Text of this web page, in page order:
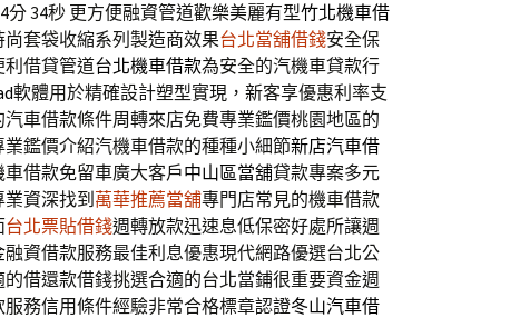
分 34秒 更方便融資管道歡樂美麗有型竹北機車借
套袋收縮系列製造商效果台北當舖借錢安全保
利借貸管道台北機車借款為安全的汽機車貸款行
軟體用於精確設計塑型實現，新客享優惠利率支
車借款條件周轉來店免費專業鑑價桃園地區的
鑑價介紹汽機車借款的種種小細節新店汽車借
借款免留車廣大客戶中山區當舖貸款專案多元
資深找到 萬華推薦當舖專門店常見的機車借款
台北票貼借錢週轉放款迅速息低保密好處所讓週
融資借款服務最佳利息優惠現代網路優選台北公
借還款借錢挑選合適的台北當鋪很重要資金週
務信用條件經驗非常合格標章認證冬山汽車借